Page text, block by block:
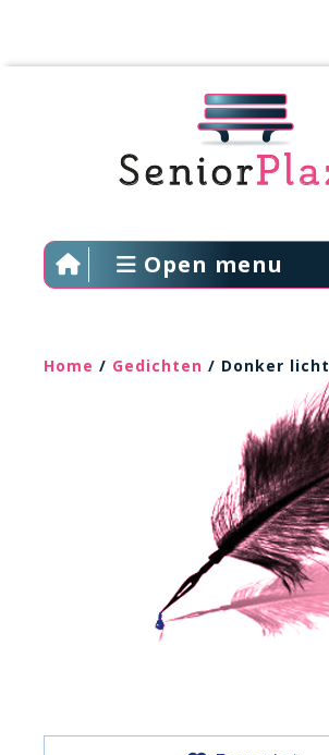
Open menu
Home / Gedichten / Donker licht